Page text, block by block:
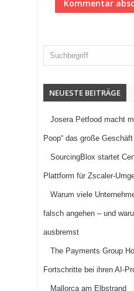
NEUESTE BEITRÄGE
Josera Petfood macht
Poop“ das große
SourcingBlox startet
Plattform für Zscaler-
Warum viele
falsch angehen – und
ausbremst
The Payments Group
Fortschritte bei ihren AI-
Mallorca am Elbstrand